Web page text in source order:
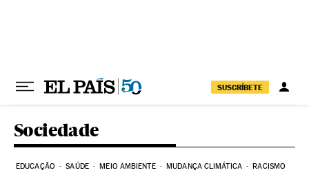
SUSCRÍBETE
Sociedade
EDUCAÇÃO SAÚDE MEIO AMBIENTE MUDANÇA CLIMÁTICA RACISMO